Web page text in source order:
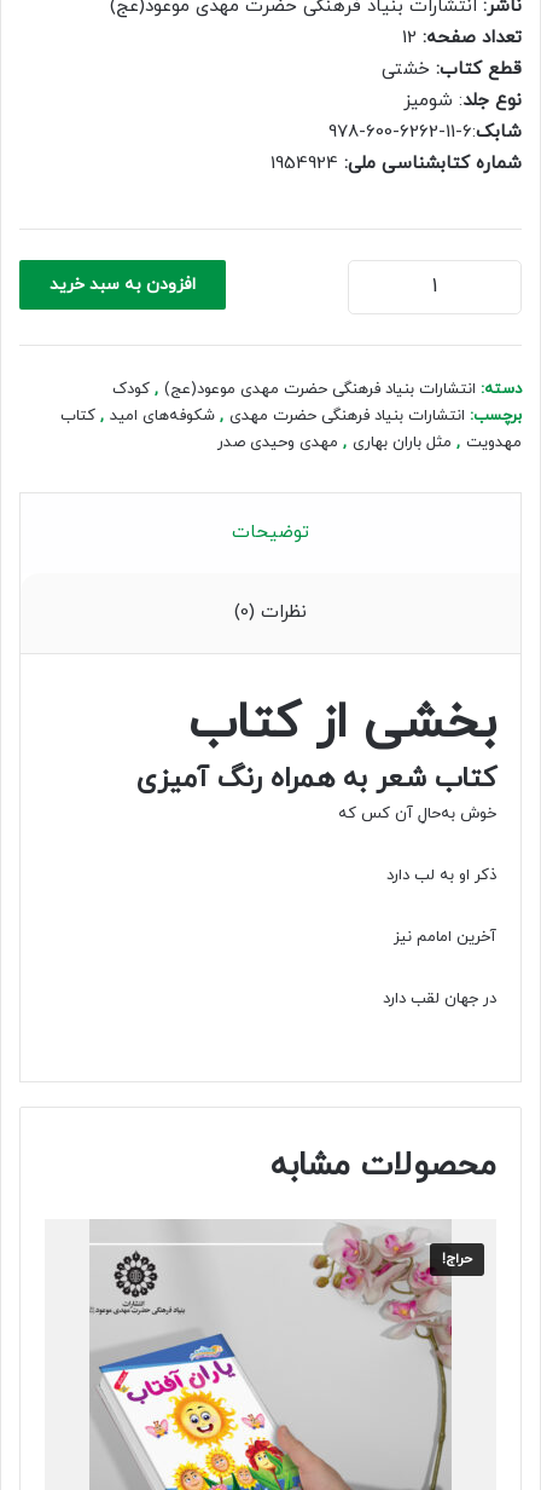
ناشر: انتشارات بنیاد فرهنگی حضرت مهدی موعود(عج)
تعداد صفحه:
قطع کتاب: خشتی
نوع جلد: شومیز
شابک:6-11-6262-600-978
شماره کتابشناسی ملی: 1954924
شکوفه‌های
4
(مثل
بهاری)
عدد
افزودن به سبد خرید
دسته: انتشارات بنیاد فرهنگی حضرت مهدی موعود(عج) , کودک
برچسب: انتشارات بنیاد فرهنگی حضرت مهدی , شکوفه‌های امید , کتاب
مهدویت , مثل باران بهاری , مهدی وحیدی صدر
توضیحات
نظرات (0)
بخشی از کتاب
کتاب شعر به همراه رنگ آمیزی
خوش به‌حالِ آن کس که
ذکر او به لب دارد
آخرین امامم نیز
در جهان لقب دارد
محصولات مشابه
حراج!